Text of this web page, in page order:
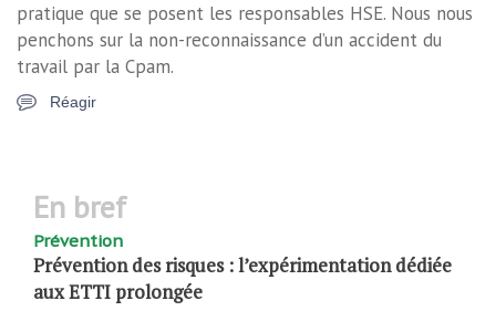
pratique que se posent les responsables HSE. Nous nous
penchons sur la non-reconnaissance d’un accident du
travail par la Cpam.
Réagir
en bref
Prévention
Prévention des risques : l’expérimentation dédiée
aux ETTI prolongée